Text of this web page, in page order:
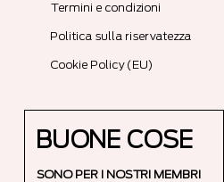
Termini e condizioni
Politica sulla riservatezza
Cookie Policy (EU)
BUONE COSE
SONO PER I NOSTRI MEMBRI